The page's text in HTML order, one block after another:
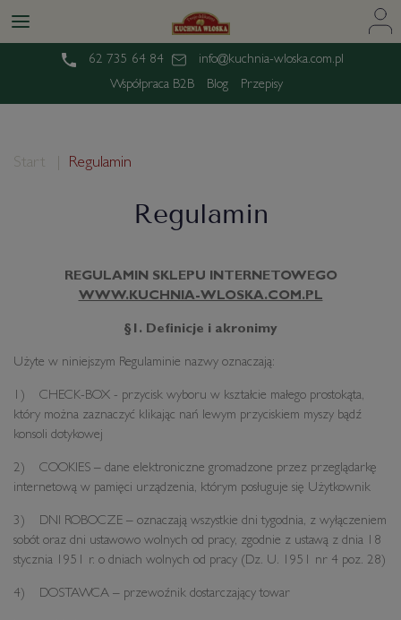
62 735 64 84
info@kuchnia-wloska.com.pl
Współpraca B2B
Blog Przepisy
Start Regulamin
Regulamin
REGULAMIN SKLEPU INTERNETOWEGO
WWW.KUCHNIA-WLOSKA.COM.PL
§1. Definicje i akronimy
Użyte w niniejszym Regulaminie nazwy oznaczają:
1) CHECK-BOX - przycisk wyboru w kształcie małego prostokąta,
który można zaznaczyć klikając nań lewym przyciskiem myszy bądź
konsoli dotykowej
2) COOKIES – dane elektroniczne gromadzone przez przeglądarkę
internetową w pamięci urządzenia, którym posługuje się Użytkownik
3) DNI ROBOCZE – oznaczają wszystkie dni tygodnia, z wyłączeniem
sobót oraz dni ustawowo wolnych od pracy, zgodnie z ustawą z dnia 18
stycznia 1951 r. o dniach wolnych od pracy (Dz. U. 1951 nr 4 poz. 28)
4) DOSTAWCA – przewoźnik dostarczający towar